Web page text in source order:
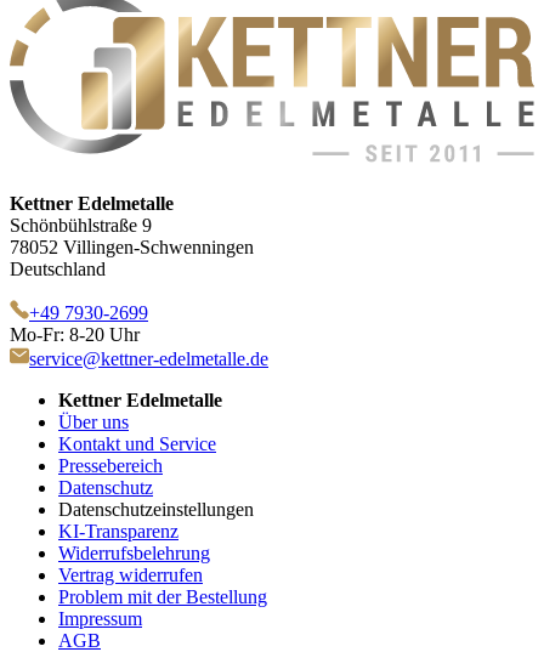
Kettner Edelmetalle
Schönbühlstraße 9
78052 Villingen-Schwenningen
Deutschland
+49 7930-2699
Mo-Fr: 8-20 Uhr
service@kettner-edelmetalle.de
Kettner Edelmetalle
Über uns
Kontakt und Service
Pressebereich
Datenschutz
Datenschutzeinstellungen
KI-Transparenz
Widerrufsbelehrung
Vertrag widerrufen
Problem mit der Bestellung
Impressum
AGB